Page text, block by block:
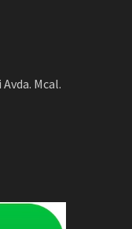
Mcal.